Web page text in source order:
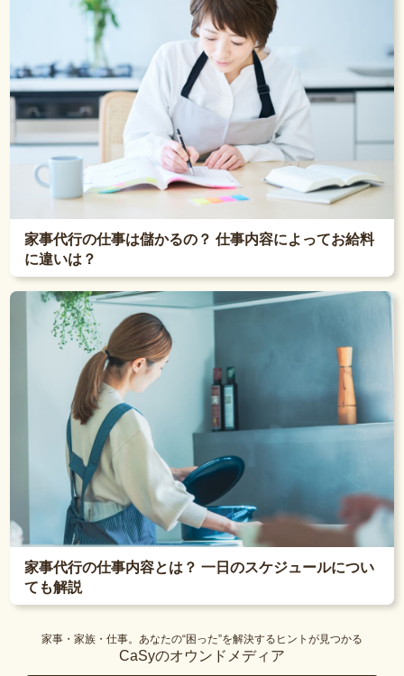
家事代行の仕事は儲かるの？ 仕事内容によってお給料
に違いは？
家事代行の仕事内容とは？ 一日のスケジュールについ
ても解説
家事・家族・仕事。あなたの“困った”を解決するヒントが見つかる
CaSyのオウンドメディア